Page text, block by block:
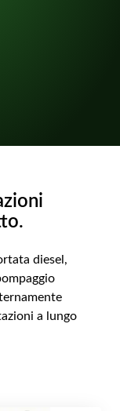
diesel,
a lungo